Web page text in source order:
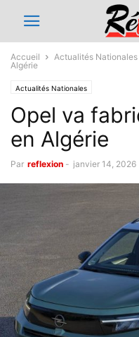
Accueil Actualités Nationales
Algérie
Actualités Nationales
Opel va
en Algérie
Par reflexion - janvier 14, 2026